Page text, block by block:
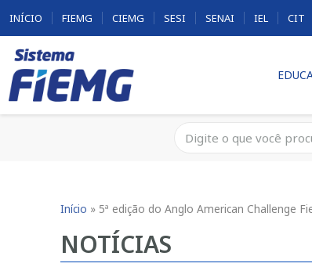
INÍCIO FIEMG CIEMG SESI SENAI IEL CIT
Início » 5ª edição do Anglo American Challenge
NOTÍCIAS